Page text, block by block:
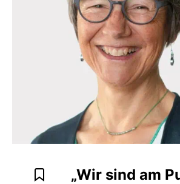
„Wir sind am